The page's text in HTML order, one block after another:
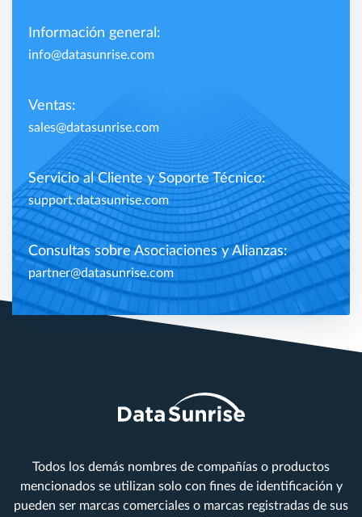
Información general:
info@datasunrise.com
Ventas:
sales@datasunrise.com
Servicio al Cliente y Soporte Técnico:
support.datasunrise.com
Consultas sobre Asociaciones y Alianzas:
partner@datasunrise.com
Todos los demás nombres de compañías o productos
mencionados se utilizan solo con fines de identificación y
pueden ser marcas comerciales o marcas registradas de sus